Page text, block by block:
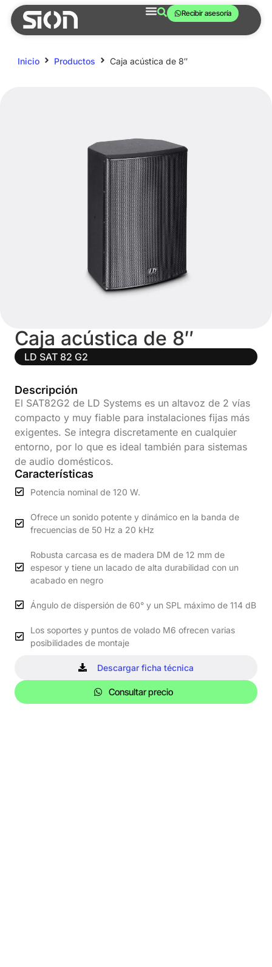
Recibir asesoría
Inicio Productos Caja acústica de 8″
Caja acústica de 8″
LD SAT 82 G2
Descripción
El SAT82G2 de LD Systems es un altavoz de 2 vías
compacto y muy fiable para instalaciones fijas más
exigentes. Se integra discretamente en cualquier
entorno, por lo que es ideal también para sistemas
de audio domésticos.
Características
Potencia nominal de 120 W.
Ofrece un sonido potente y dinámico en la banda de
frecuencias de 50 Hz a 20 kHz
Robusta carcasa es de madera DM de 12 mm de
espesor y tiene un lacado de alta durabilidad con un
acabado en negro
Ángulo de dispersión de 60° y un SPL máximo de 114 dB
Los soportes y puntos de volado M6 ofrecen varias
posibilidades de montaje
Descargar ficha técnica
Consultar precio